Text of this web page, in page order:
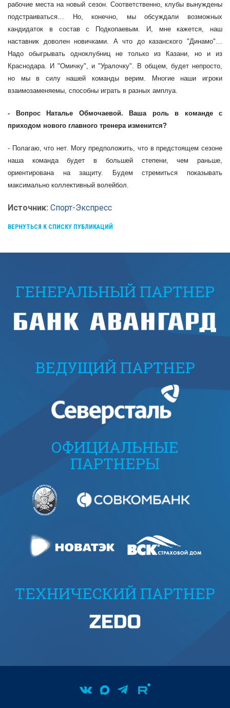
рабочие места на новый сезон. Соответственно, клубы вынуждены
подстраиваться… Но, конечно, мы обсуждали возможных
кандидаток в состав с Подкопаевым. И, мне кажется, наш
наставник доволен новичками. А что до казанского "Динамо"…
Надо обыгрывать одноклубниц не только из Казани, но и из
Краснодара. И "Омичку", и "Уралочку". В общем, будет непросто,
но мы в силу нашей команды верим. Многие наши игроки
взаимозаменяемы, способны играть в разных амплуа.
- Вопрос Наталье Обмочаевой. Ваша роль в команде с
приходом нового главного тренера изменится?
- Полагаю, что нет. Могу предположить, что в предстоящем сезоне
наша команда будет в большей степени, чем раньше,
ориентирована на защиту. Будем стремиться показывать
максимально коллективный волейбол.
Источник: Спорт-Экспресс
ВЕРНУТЬСЯ К СПИСКУ ПУБЛИКАЦИЙ
ГЕНЕРАЛЬНЫЙ ПАРТНЕР
ВЕДУЩИЙ ПАРТНЕР
ОФИЦИАЛЬНЫЕ
ПАРТНЕРЫ
ТЕХНИЧЕСКИЙ ПАРТНЕР